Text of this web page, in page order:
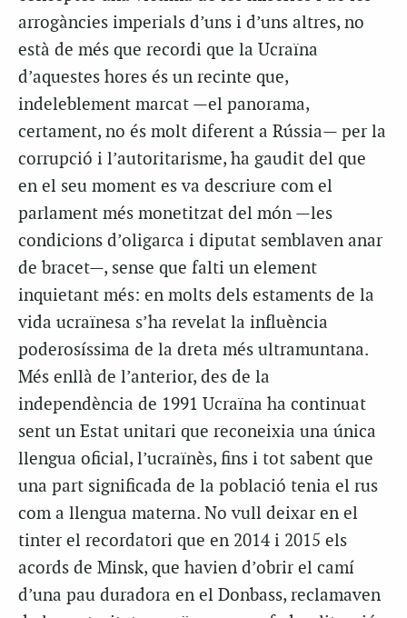
arrogàncies imperials d’uns i d’uns altres, no
està de més que recordi que la Ucraïna
d’aquestes hores és un recinte que,
indeleblement marcat —el panorama,
certament, no és molt diferent a Rússia— per la
corrupció i l’autoritarisme, ha gaudit del que
en el seu moment es va descriure com el
parlament més monetitzat del món —les
condicions d’oligarca i diputat semblaven anar
de bracet—, sense que falti un element
inquietant més: en molts dels estaments de la
vida ucraïnesa s’ha revelat la influència
poderosíssima de la dreta més ultramuntana.
Més enllà de l’anterior, des de la
independència de 1991 Ucraïna ha continuat
sent un Estat unitari que reconeixia una única
llengua oficial, l’ucraïnès, fins i tot sabent que
una part significada de la població tenia el rus
com a llengua materna. No vull deixar en el
tinter el recordatori que en 2014 i 2015 els
acords de Minsk, que havien d’obrir el camí
d’una pau duradora en el Donbass, reclamaven